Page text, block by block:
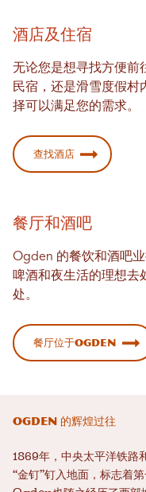
酒店及住宿
无论您是想寻找方便前
民宿，还是滑雪度假村
择可以满足您的需求。
查找酒店
餐厅和酒吧
Ogden 的餐饮和酒吧
啤酒和夜生活的理想去
处。
餐厅位于Ogden
Ogden 的辉煌过往
1869年，中央太平洋铁路
“金钉”钉入地面，标志着